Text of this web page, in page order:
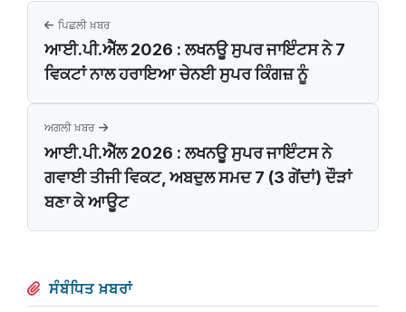
ਪਿਛਲੀ ਖ਼ਬਰ
ਆਈ.ਪੀ.ਐੱਲ 2026 : ਲਖਨਊ ਸੁਪਰ ਜਾਇੰਟਸ ਨੇ 7
ਵਿਕਟਾਂ ਨਾਲ ਹਰਾਇਆ ਚੇਨਈ ਸੁਪਰ ਕਿੰਗਜ਼ ਨੂੰ
ਅਗਲੀ ਖ਼ਬਰ
ਆਈ.ਪੀ.ਐੱਲ 2026 : ਲਖਨਊ ਸੁਪਰ ਜਾਇੰਟਸ ਨੇ
ਗਵਾਈ ਤੀਜੀ ਵਿਕਟ, ਅਬਦੁਲ ਸਮਦ 7 (3 ਗੇਂਦਾਂ) ਦੌੜਾਂ
ਬਣਾ ਕੇ ਆਊਟ
ਸੰਬੰਧਿਤ ਖ਼ਬਰਾਂ